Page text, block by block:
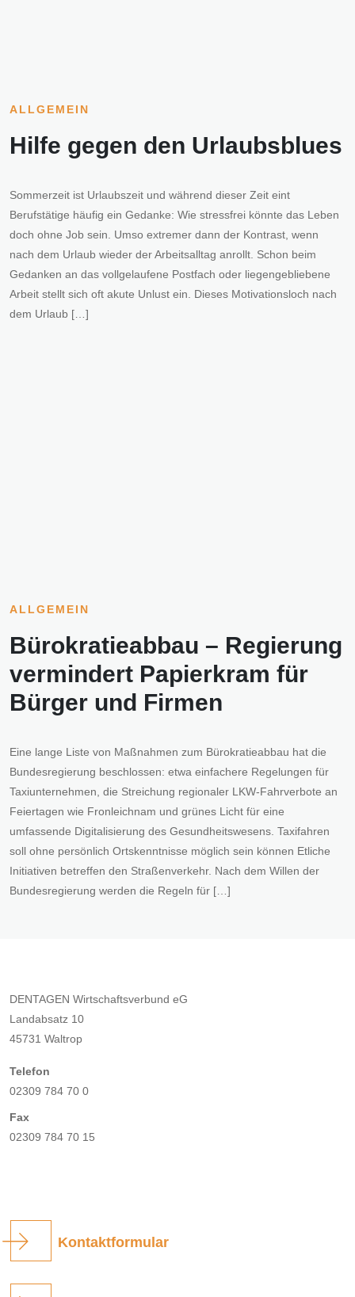
ALLGEMEIN
Hilfe gegen den Urlaubsblues
Sommerzeit ist Urlaubszeit und während dieser Zeit eint
Berufstätige häufig ein Gedanke: Wie stressfrei könnte das Leben
doch ohne Job sein. Umso extremer dann der Kontrast, wenn
nach dem Urlaub wieder der Arbeitsalltag anrollt. Schon beim
Gedanken an das vollgelaufene Postfach oder liegengebliebene
Arbeit stellt sich oft akute Unlust ein. Dieses Motivationsloch nach
dem Urlaub […]
ALLGEMEIN
Bürokratieabbau – Regierung
vermindert Papierkram für
Bürger und Firmen
Eine lange Liste von Maßnahmen zum Bürokratieabbau hat die
Bundesregierung beschlossen: etwa einfachere Regelungen für
Taxiunternehmen, die Streichung regionaler LKW-Fahrverbote an
Feiertagen wie Fronleichnam und grünes Licht für eine
umfassende Digitalisierung des Gesundheitswesens. Taxifahren
soll ohne persönlich Ortskenntnisse möglich sein können Etliche
Initiativen betreffen den Straßenverkehr. Nach dem Willen der
Bundesregierung werden die Regeln für […]
DENTAGEN Wirtschaftsverbund eG
Landabsatz 10
45731 Waltrop
Telefon
02309 784 70 0
Fax
02309 784 70 15
Kontaktformular